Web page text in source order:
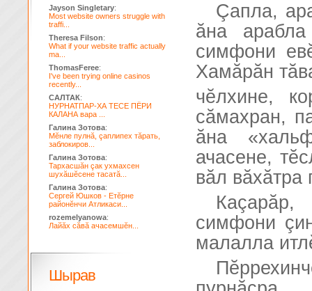
Çапла,
ăна арабла
симфони
Хамăрăн
чĕлхине,
сăмахран,
ăна
ачасене,
вăл вăхăтра
симфони
малалла
Jayson Singletary:
Most website owners struggle with
traffi...
Theresa Filson:
What if your website traffic actually
ma...
ThomasFeree:
I've been trying online casinos
recently...
САЛТАК:
НУРНАТПАР-ХА ТЕСЕ ПЁРИ
КАЛАНА вара ...
Галина Зотова:
Мĕнле пулнă, çаплипех тăрать,
заблокиров...
Галина Зотова:
Тархасшăн çак ухмахсен
шухăшĕсене тасатă...
Галина Зотова:
Сергей Юшков - Етĕрне
районĕнчи Атликаси...
rozemelyanowa:
Лайăх сăвă ачасемшĕн...
Шырав